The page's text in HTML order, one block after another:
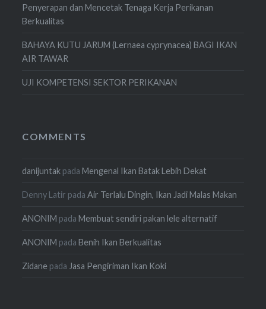
Penyerapan dan Mencetak Tenaga Kerja Perikanan
Berkualitas
BAHAYA KUTU JARUM (Lernaea cyprynacea) BAGI IKAN
AIR TAWAR
UJI KOMPETENSI SEKTOR PERIKANAN
COMMENTS
danijuntak padaMengenal Ikan Batak Lebih Dekat
Denny Latir padaAir Terlalu Dingin, Ikan Jadi Malas Makan
ANONIM padaMembuat sendiri pakan lele alternatif
ANONIM padaBenih Ikan Berkualitas
Zidane pada Jasa Pengiriman Ikan Koki